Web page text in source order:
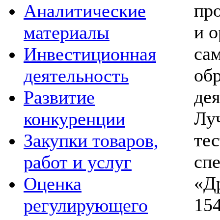
Аналитические
материалы
Инвестиционная
деятельность
Развитие
конкуренции
Закупки товаров,
работ и услуг
Оценка
регулирующего
и